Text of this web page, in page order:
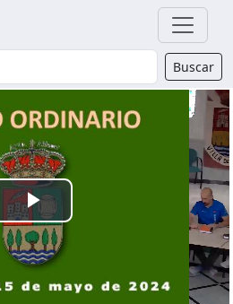
Buscar
Reproducir
Vídeo